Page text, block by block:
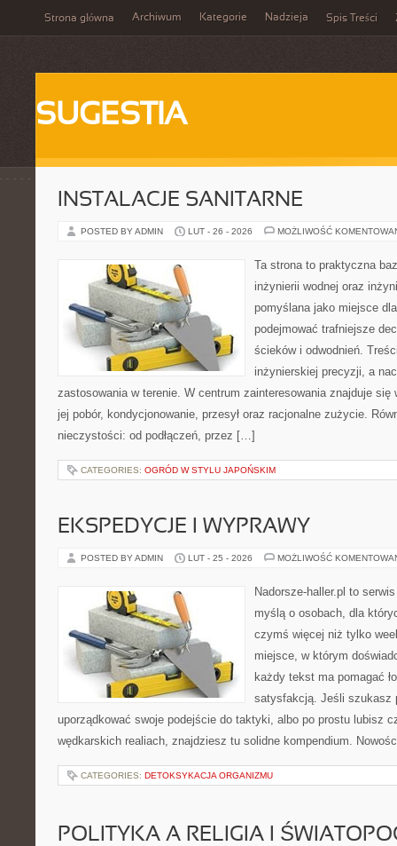
Strona główna Archiwum Kategorie Nadzieja Spis Treści
SUGESTIA
INSTALACJE SANITARNE
POSTED BY ADMIN LUT - 26 - 2026 MOŻLIWOŚĆ
Ta strona to praktyczna
inżynierii wodnej oraz
pomyślana jako miejsce
podejmować trafniejsze
ścieków i odwodnień.
inżynierskiej precyzji, a
zastosowania w terenie. W centrum zainteresowania znajduje się
jej pobór, kondycjonowanie, przesył oraz racjonalne zużycie.
nieczystości: od podłączeń, przez […]
CATEGORIES: OGRÓD W STYLU JAPOŃSKIM
EKSPEDYCJE I WYPRAWY
POSTED BY ADMIN LUT - 25 - 2026 MOŻLIWOŚĆ
Nadorsze-haller.pl to
myślą o osobach, dla
czymś więcej niż tylko
miejsce, w którym
każdy tekst ma pomagać
satysfakcją. Jeśli szukasz
uporządkować swoje podejście do taktyki, albo po prostu lubisz
wędkarskich realiach, znajdziesz tu solidne kompendium.
CATEGORIES: DETOKSYKACJA ORGANIZMU
POLITYKA A RELIGIA I